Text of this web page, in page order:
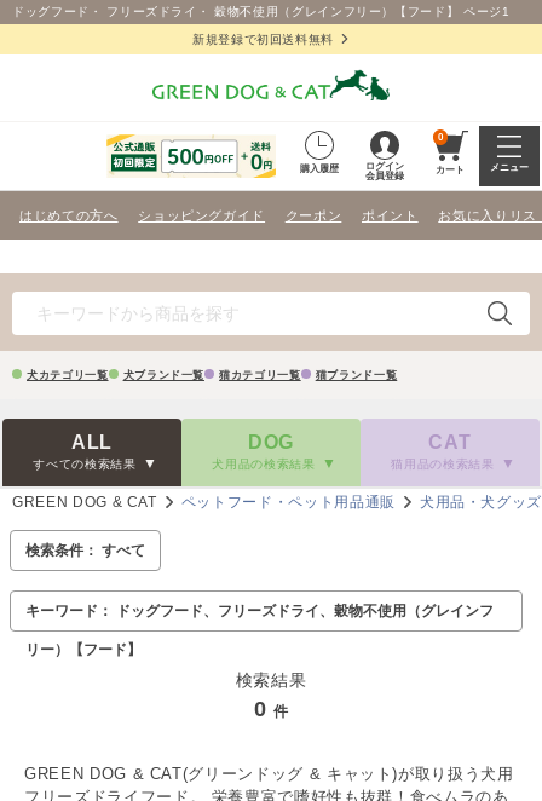
ドッグフード・ フリーズドライ・ 穀物不使用（グレインフリー）【フード】 ページ1
新規登録で初回送料無料
購入履歴
ログイン
会員登録
0
カート メニュー
はじめての方へ ショッピングガイド クーポン ポイント お気に入りリス
犬カテゴリ一覧 犬ブランド一覧 猫カテゴリ一覧 猫ブランド一覧
ALL
すべての検索結果
DOG
犬用品の検索結果
CAT
猫用品の検索結果
GREEN DOG & CAT ペットフード・ペット用品通販 犬用品・犬グッズ
検索条件： すべて
キーワード： ドッグフード、フリーズドライ、穀物不使用（グレインフ
リー）【フード】
検索結果
0 件
GREEN DOG & CAT(グリーンドッグ & キャット)が取り扱う犬用
フリーズドライフード。 栄養豊富で嗜好性も抜群！食べムラのあ